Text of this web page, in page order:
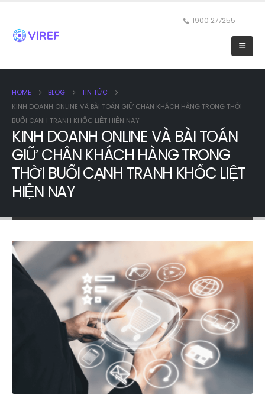
1900 277255
HOME BLOG
TIN TỨC
KINH DOANH ONLINE VÀ BÀI TOÁN GIỮ CHÂN KHÁCH HÀNG TRONG THỜI
BUỔI CẠNH TRANH KHỐC LIỆT HIỆN NAY
KINH DOANH ONLINE VÀ BÀI TOÁN
GIỮ CHÂN KHÁCH HÀNG TRONG
THỜI BUỔI CẠNH TRANH KHỐC LIỆT
HIỆN NAY